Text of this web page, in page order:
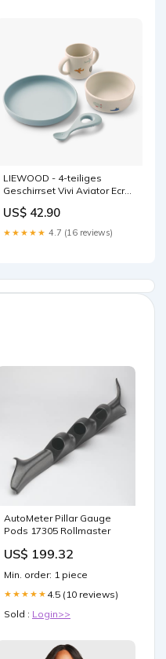
LIEWOOD - 4-teiliges
Geschirrset Vivi Aviator Ecru
US$ 42.90
★★★★★ 4.7 (16 reviews)
AutoMeter Pillar Gauge
Pods 17305 Rollmaster
US$ 199.32
Min. order: 1 piece
★★★★★ 4.5 (10 reviews)
Sold : Login>>